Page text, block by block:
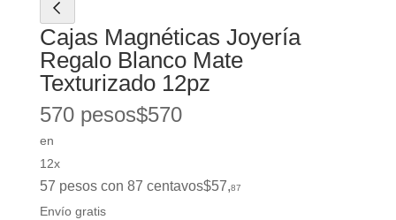
Cajas Magnéticas Joyería
Regalo Blanco Mate
Texturizado 12pz
570 pesos$570
en
12x
57 pesos con 87 centavos$57,87
Envío gratis